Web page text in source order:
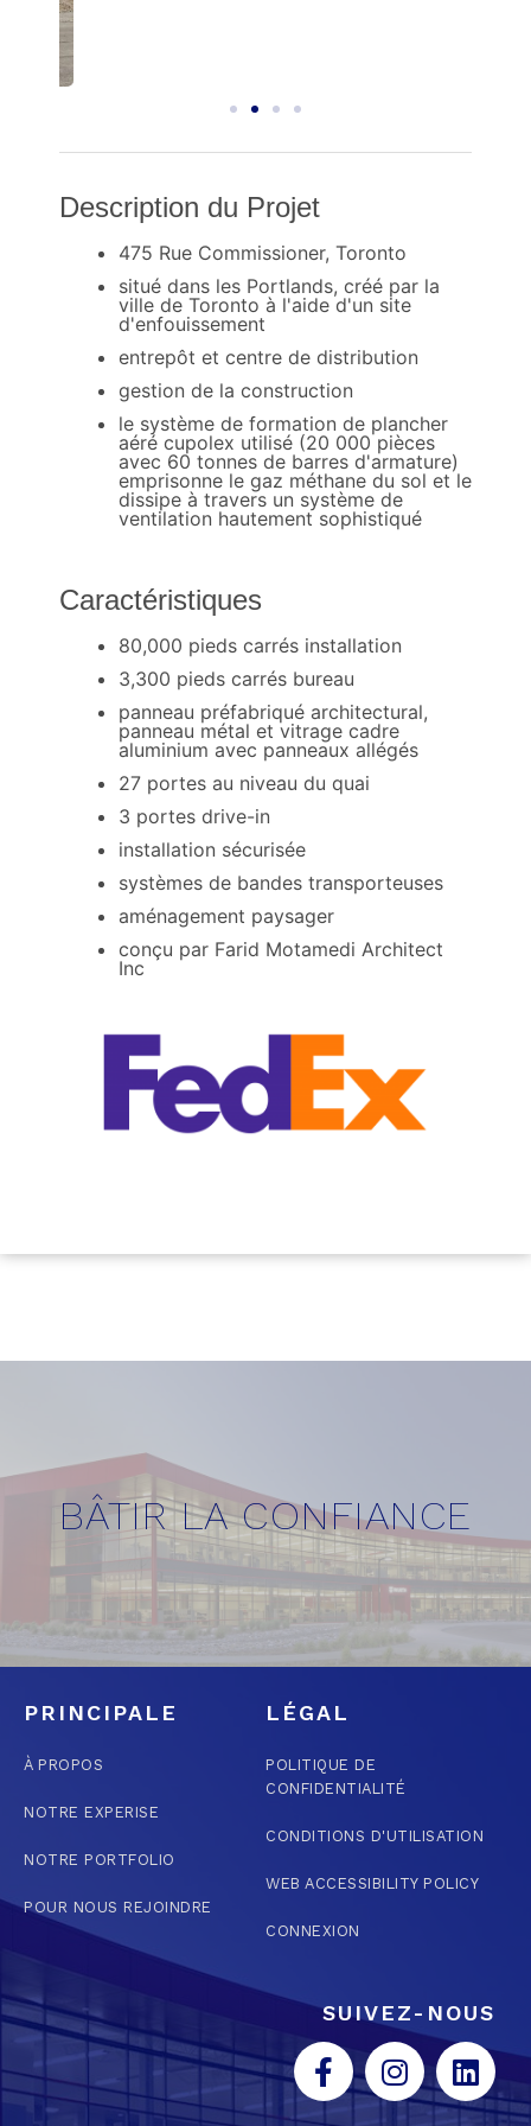
Description du Projet
475 Rue Commissioner, Toronto
situé dans les Portlands, créé par la
ville de Toronto à l'aide d'un site
d'enfouissement
entrepôt et centre de distribution
gestion de la construction
le système de formation de plancher
aéré cupolex utilisé (20 000 pièces
avec 60 tonnes de barres d'armature)
emprisonne le gaz méthane du sol et le
dissipe à travers un système de
ventilation hautement sophistiqué
Caractéristiques
80,000 pieds carrés installation
3,300 pieds carrés bureau
panneau préfabriqué architectural,
panneau métal et vitrage cadre
aluminium avec panneaux allégés
27 portes au niveau du quai
3 portes drive-in
installation sécurisée
systèmes de bandes transporteuses
aménagement paysager
conçu par Farid Motamedi Architect
Inc
BÂTIR LA CONFIANCE
PRINCIPALE
À PROPOS
NOTRE EXPERISE
NOTRE PORTFOLIO
POUR NOUS REJOINDRE
LÉGAL
POLITIQUE DE
CONFIDENTIALITÉ
CONDITIONS D'UTILISATION
WEB ACCESSIBILITY POLICY
CONNEXION
SUIVEZ-NOUS